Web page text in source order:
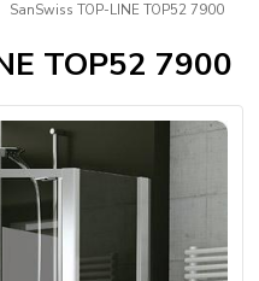
SanSwiss TOP-LINE TOP52 7900
TOP52 7900